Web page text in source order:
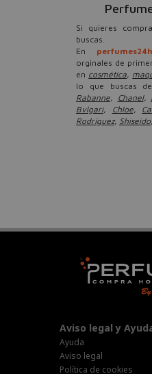
Si quieres
buscas.
En
orginales de
en cosmética,
lo que buscas
Rabanne, Chanel,
Bvlgari, Chloe,
Rodríguez, Shiseido
Aviso legal y
Ayuda
Aviso legal
Política de cookies